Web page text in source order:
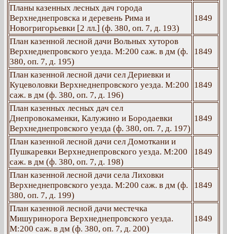
Планы казенных лесных дач города
Верхнеднепровска и деревень Рима и
Новогригорьевки [2 лл.] (ф. 380, оп. 7, д. 193)
1849
План казенной лесной дачи Вольных хуторов
Верхнеднепровского уезда. М:200 саж. в дм (ф.
380, оп. 7, д. 195)
1849
План казенной лесной дачи сел Дериевки и
Куцеволовки Верхнеднепровского уезда. М:200
саж. в дм (ф. 380, оп. 7, д. 196)
1849
План казенных лесных дач сел
Днепровокаменки, Калужино и Бородаевки
Верхнеднепровского уезда (ф. 380, оп. 7, д. 197)
1849
План казенной лесной дачи сел Домоткани и
Пушкаревки Верхнеднепровского уезда. М:200
саж. в дм (ф. 380, оп. 7, д. 198)
1849
План казенной лесной дачи села Лиховки
Верхнеднепровского уезда. М:200 саж. в дм (ф.
380, оп. 7, д. 199)
1849
План казенной лесной дачи местечка
Мишуринорога Верхнеднепровского уезда.
М:200 саж. в дм (ф. 380, оп. 7, д. 200)
1849